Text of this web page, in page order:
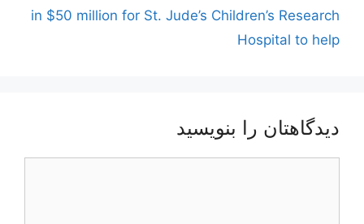
in $50 million for St. Jude’s Children’s Research
Hospital to help
دیدگاهتان را بنویسید